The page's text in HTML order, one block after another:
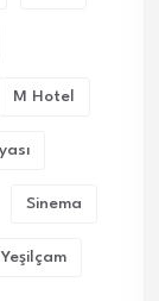
M Hotel
Sinema
Yeşilçam